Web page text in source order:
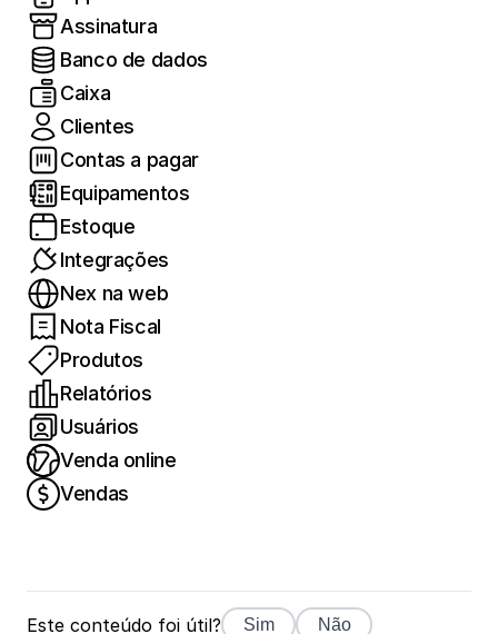
Assinatura
Banco de dados
Caixa
Clientes
Contas a pagar
Equipamentos
Estoque
Integrações
Nex na web
Nota Fiscal
Produtos
Relatórios
Usuários
Venda online
Vendas
Este conteúdo foi útil? Sim Não